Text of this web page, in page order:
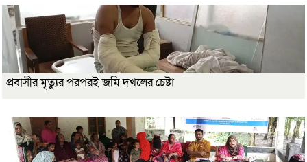
প্রবাসীর মৃত্যুর পরপরই জমি দখলের চেষ্টা